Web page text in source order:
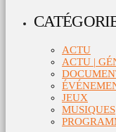
ACTU
ACTU |
JEUX
MUSIQUES